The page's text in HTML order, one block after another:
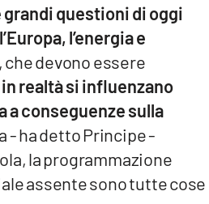
grandi questioni di oggi
l’energia e
devono essere
realtà si influenzano
conseguenze sulla
- ha detto Principe -
la programmazione
assente sono tutte cose